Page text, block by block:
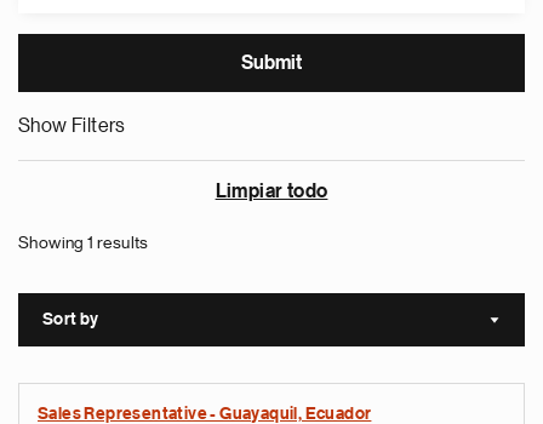
Show Filters
Limpiar todo
Showing 1 results
Sort by Sort
Sales Representative - Guayaquil, Ecuador